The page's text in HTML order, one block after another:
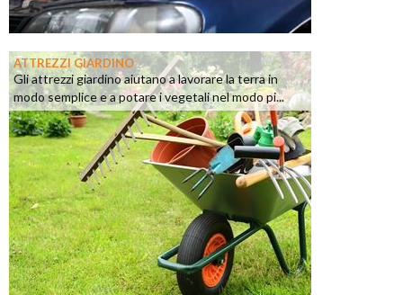
ATTREZZI GIARDINO
Gli attrezzi giardino aiutano a lavorare la terra in
modo semplice e a potare i vegetali nel modo pi...